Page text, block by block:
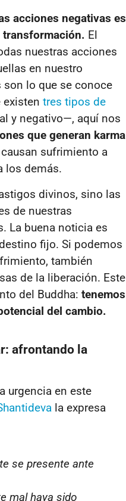
acciones negativas es
transformación. El
nuestras acciones
en nuestro
lo que se conoce
existen tres tipos de
y negativo—, aquí nos
que generan karma
sufrimiento a
los demás.
divinos, sino las
de nuestras
La buena noticia es
fijo. Si podemos
también
de la liberación. Este
del Buddha: tenemos
del cambio.
afrontando la
urgencia en este
la expresa
se presente ante
mal haya sido